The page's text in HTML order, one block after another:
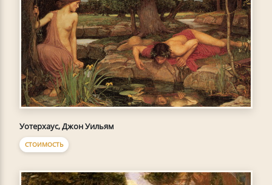
Уотерхаус, Джон Уильям
СТОИМОСТЬ